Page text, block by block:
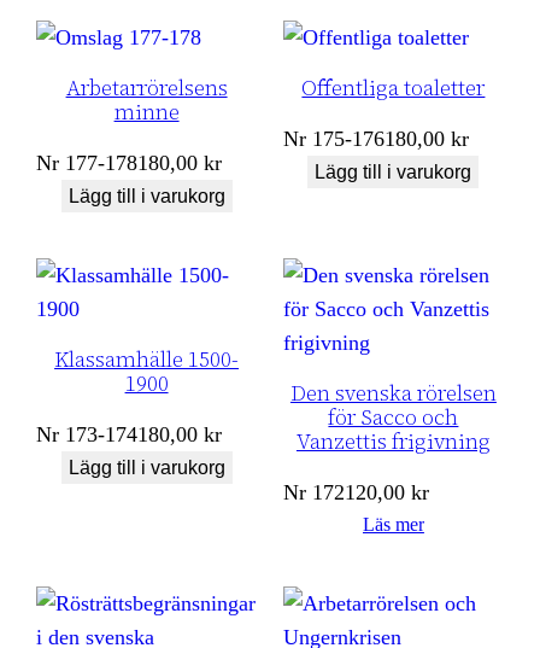
Arbetarrörelsens
minne
Nr 177-178180,00kr
Lägg till i varukorg
Offentliga toaletter
Nr 175-176180,00kr
Lägg till i varukorg
Klassamhälle 1500-
1900
Nr 173-174180,00kr
Lägg till i varukorg
Den svenska rörelsen
för Sacco och
Vanzettis frigivning
Nr 172120,00kr
Läs mer